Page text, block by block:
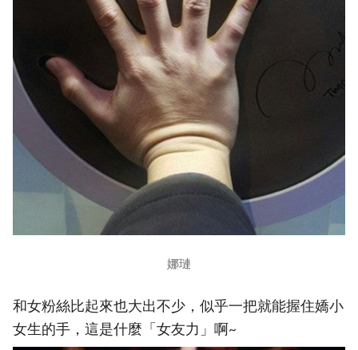
娜璉
和女粉絲比起來也大出不少，似乎一把就能握住嬌小
女生的手，這是什麼「女友力」啊~